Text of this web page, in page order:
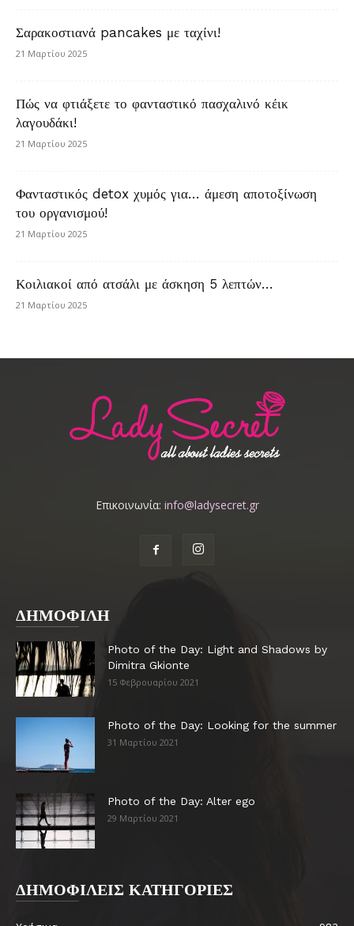
Σαρακοστιανά pancakes με ταχίνι!
21 Μαρτίου 2025
Πώς να φτιάξετε το φανταστικό πασχαλινό κέικ
λαγουδάκι!
21 Μαρτίου 2025
Φανταστικός detox χυμός για… άμεση αποτοξίνωση
του οργανισμού!
21 Μαρτίου 2025
Κοιλιακοί από ατσάλι με άσκηση 5 λεπτών…
21 Μαρτίου 2025
Επικοινωνία: info@ladysecret.gr
ΔΗΜΟΦΙΛΗ
Photo of the Day: Light and Shadows by
Dimitra Gkionte
15 Φεβρουαρίου 2021
Photo of the Day: Looking for the summer
31 Μαρτίου 2021
Photo of the Day: Alter ego
29 Μαρτίου 2021
ΔΗΜΟΦΙΛΕΙΣ ΚΑΤΗΓΟΡΙΕΣ